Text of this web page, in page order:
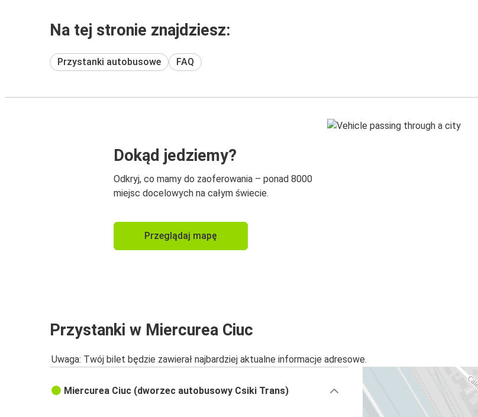
Na tej stronie znajdziesz:
Przystanki autobusowe FAQ
Dokąd jedziemy?
Odkryj, co mamy do zaoferowania – ponad 8000
miejsc docelowych na całym świecie.
Przeglądaj mapę
Przystanki w Miercurea Ciuc
Uwaga: Twój bilet będzie zawierał najbardziej aktualne informacje adresowe.
Miercurea Ciuc (dworzec autobusowy Csiki Trans)